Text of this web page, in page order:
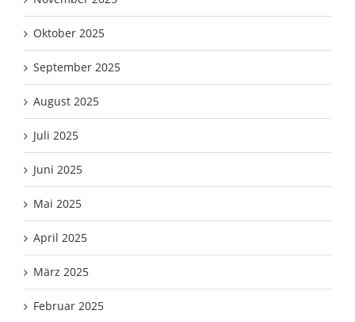
Oktober 2025
September 2025
August 2025
Juli 2025
Juni 2025
Mai 2025
April 2025
März 2025
Februar 2025